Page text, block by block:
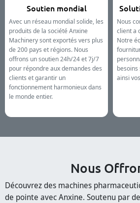
Soutien mondial
Avec un réseau mondial solide, les
produits de la société Anxine
Machinery sont exportés vers plus
de 200 pays et régions. Nous
offrons un soutien 24h/24 et 7j/7
pour répondre aux demandes des
clients et garantir un
fonctionnement harmonieux dans
le monde entier.
Nous
client a
Notre
ainsi
Nous
Découvrez des machines
de pointe avec Anxine. Soutenu par